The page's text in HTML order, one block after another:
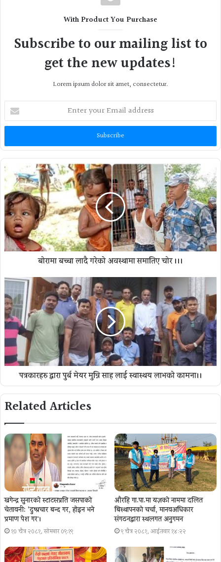
With Product You Purchase
Subscribe to our mailing list to
get the new updates!
Lorem ipsum dolor sit amet, consectetur.
your
Email
बोरामा बच्चा लादै गरेको अवस्थामा समातिए चोर ।।।
पत्रकारहरु द्वारा पुर्ब मेयर मुन्नि साह लाई स्वास्थय लाभकाे कामना।।
Related Articles
खगेन्द्र सुनारको स्टाटसप्रति जसपाको
चेतावनी: ‘दुष्प्रचार बन्द गर, होइन भने
प्रमाण पेश गर´।
१० चैत्र २०८१, सोमबार ०९:१९
औरहि गा.पा.मा यज्ञकाे नाममा दलित
बिस्थापनकाे चर्चा, मानवअधिकार
संगठनद्वारा स्थलगत अनुगमन
९ चैत्र २०८१, आईतवार १४:२२